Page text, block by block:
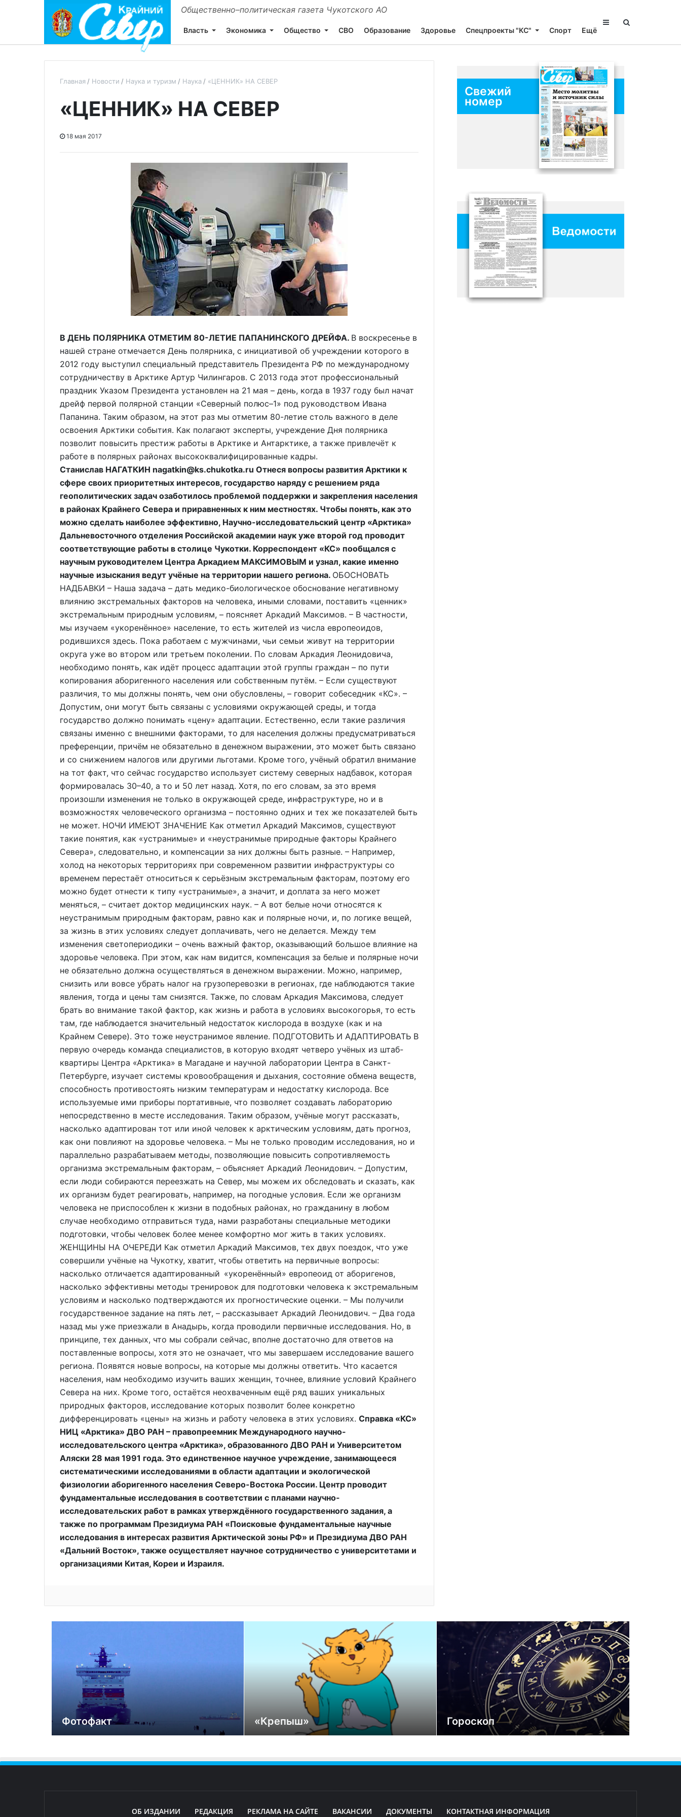
Общественно–политическая газета Чукотского АО
Власть Экономика Общество СВО Образование Здоровье Спецпроекты "КС" Спорт Ещё
Главная Новости Наука и туризм Наука «ЦЕННИК» НА СЕВЕР
«ЦЕННИК» НА СЕВЕР
18 мая 2017
В ДЕНЬ ПОЛЯРНИКА ОТМЕТИМ 80-ЛЕТИЕ ПАПАНИНСКОГО ДРЕЙФА. В воскресенье в
нашей стране отмечается День полярника, с инициативой об учреждении которого в
2012 году выступил специальный представитель Президента РФ по международному
сотрудничеству в Арктике Артур Чилингаров. С 2013 года этот профессиональный
праздник Указом Президента установлен на 21 мая – день, когда в 1937 году был начат
дрейф первой полярной станции «Северный полюс–1» под руководством Ивана
Папанина. Таким образом, на этот раз мы отметим 80-летие столь важного в деле
освоения Арктики события. Как полагают эксперты, учреждение Дня полярника
позволит повысить престиж работы в Арктике и Антарктике, а также привлечёт к
работе в полярных районах высококвалифицированные кадры.
Станислав НАГАТКИН nagatkin@ks.chukotka.ru Отнеся вопросы развития Арктики к
сфере своих приоритетных интересов, государство наряду с решением ряда
геополитических задач озаботилось проблемой поддержки и закрепления населения
в районах Крайнего Севера и приравненных к ним местностях. Чтобы понять, как это
можно сделать наиболее эффективно, Научно-исследовательский центр «Арктика»
Дальневосточного отделения Российской академии наук уже второй год проводит
соответствующие работы в столице Чукотки. Корреспондент «КС» пообщался с
научным руководителем Центра Аркадием МАКСИМОВЫМ и узнал, какие именно
научные изыскания ведут учёные на территории нашего региона. ОБОСНОВАТЬ
НАДБАВКИ – Наша задача – дать медико-биологическое обоснование негативному
влиянию экстремальных факторов на человека, иными словами, поставить «ценник»
экстремальным природным условиям, – поясняет Аркадий Максимов. – В частности,
мы изучаем «укоренённое» население, то есть жителей из числа европеоидов,
родившихся здесь. Пока работаем с мужчинами, чьи семьи живут на территории
округа уже во втором или третьем поколении. По словам Аркадия Леонидовича,
необходимо понять, как идёт процесс адаптации этой группы граждан – по пути
копирования аборигенного населения или собственным путём. – Если существуют
различия, то мы должны понять, чем они обусловлены, – говорит собеседник «КС». –
Допустим, они могут быть связаны с условиями окружающей среды, и тогда
государство должно понимать «цену» адаптации. Естественно, если такие различия
связаны именно с внешними факторами, то для населения должны предусматриваться
преференции, причём не обязательно в денежном выражении, это может быть связано
и со снижением налогов или другими льготами. Кроме того, учёный обратил внимание
на тот факт, что сейчас государство использует систему северных надбавок, которая
формировалась 30–40, а то и 50 лет назад. Хотя, по его словам, за это время
произошли изменения не только в окружающей среде, инфраструктуре, но и в
возможностях человеческого организма – постоянно одних и тех же показателей быть
не может. НОЧИ ИМЕЮТ ЗНАЧЕНИЕ Как отметил Аркадий Максимов, существуют
такие понятия, как «устранимые» и «неустранимые природные факторы Крайнего
Севера», следовательно, и компенсации за них должны быть разные. – Например,
холод на некоторых территориях при современном развитии инфраструктуры со
временем перестаёт относиться к серьёзным экстремальным факторам, поэтому его
можно будет отнести к типу «устранимые», а значит, и доплата за него может
меняться, – считает доктор медицинских наук. – А вот белые ночи относятся к
неустранимым природным факторам, равно как и полярные ночи, и, по логике вещей,
за жизнь в этих условиях следует доплачивать, чего не делается. Между тем
изменения светопериодики – очень важный фактор, оказывающий большое влияние на
здоровье человека. При этом, как нам видится, компенсация за белые и полярные ночи
не обязательно должна осуществляться в денежном выражении. Можно, например,
снизить или вовсе убрать налог на грузоперевозки в регионах, где наблюдаются такие
явления, тогда и цены там снизятся. Также, по словам Аркадия Максимова, следует
брать во внимание такой фактор, как жизнь и работа в условиях высокогорья, то есть
там, где наблюдается значительный недостаток кислорода в воздухе (как и на
Крайнем Севере). Это тоже неустранимое явление. ПОДГОТОВИТЬ И АДАПТИРОВАТЬ В
первую очередь команда специалистов, в которую входят четверо учёных из штаб-
квартиры Центра «Арктика» в Магадане и научной лаборатории Центра в Санкт-
Петербурге, изучает системы кровообращения и дыхания, состояние обмена веществ,
способность противостоять низким температурам и недостатку кислорода. Все
используемые ими приборы портативные, что позволяет создавать лабораторию
непосредственно в месте исследования. Таким образом, учёные могут рассказать,
насколько адаптирован тот или иной человек к арктическим условиям, дать прогноз,
как они повлияют на здоровье человека. – Мы не только проводим исследования, но и
параллельно разрабатываем методы, позволяющие повысить сопротивляемость
организма экстремальным факторам, – объясняет Аркадий Леонидович. – Допустим,
если люди собираются переезжать на Север, мы можем их обследовать и сказать, как
их организм будет реагировать, например, на погодные условия. Если же организм
человека не приспособлен к жизни в подобных районах, но гражданину в любом
случае необходимо отправиться туда, нами разработаны специальные методики
подготовки, чтобы человек более менее комфортно мог жить в таких условиях.
ЖЕНЩИНЫ НА ОЧЕРЕДИ Как отметил Аркадий Максимов, тех двух поездок, что уже
совершили учёные на Чукотку, хватит, чтобы ответить на первичные вопросы:
насколько отличается адаптированный «укоренённый» европеоид от аборигенов,
насколько эффективны методы тренировок для подготовки человека к экстремальным
условиям и насколько подтверждаются их прогностические оценки. – Мы получили
государственное задание на пять лет, – рассказывает Аркадий Леонидович. – Два года
назад мы уже приезжали в Анадырь, когда проводили первичные исследования. Но, в
принципе, тех данных, что мы собрали сейчас, вполне достаточно для ответов на
поставленные вопросы, хотя это не означает, что мы завершаем исследование вашего
региона. Появятся новые вопросы, на которые мы должны ответить. Что касается
населения, нам необходимо изучить ваших женщин, точнее, влияние условий Крайнего
Севера на них. Кроме того, остаётся неохваченным ещё ряд ваших уникальных
природных факторов, исследование которых позволит более конкретно
дифференцировать «цены» на жизнь и работу человека в этих условиях. Справка «КС»
НИЦ «Арктика» ДВО РАН – правопреемник Международного научно-
исследовательского центра «Арктика», образованного ДВО РАН и Университетом
Аляски 28 мая 1991 года. Это единственное научное учреждение, занимающееся
систематическими исследованиями в области адаптации и экологической
физиологии аборигенного населения Северо-Востока России. Центр проводит
фундаментальные исследования в соответствии с планами научно-
исследовательских работ в рамках утверждённого государственного задания, а
также по программам Президиума РАН «Поисковые фундаментальные научные
исследования в интересах развития Арктической зоны РФ» и Президиума ДВО РАН
«Дальний Восток», также осуществляет научное сотрудничество с университетами и
организациями Китая, Кореи и Израиля.
Свежий
номер
Фотофакт «Крепыш» Гороскоп
ОБ ИЗДАНИИ РЕДАКЦИЯ РЕКЛАМА НА САЙТЕ ВАКАНСИИ ДОКУМЕНТЫ КОНТАКТНАЯ ИНФОРМАЦИЯ